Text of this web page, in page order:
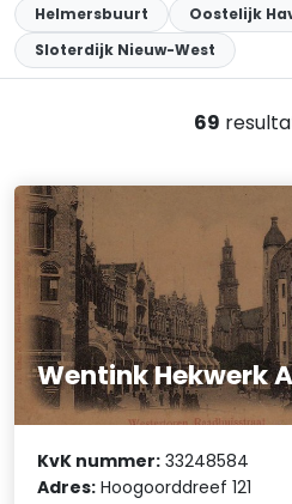
Helmersbuurt
Oostelijk
Sloterdijk Nieuw-West
69
Wentink Hekwerk
KvK nummer: 33248584
Adres: Hoogoorddreef 121